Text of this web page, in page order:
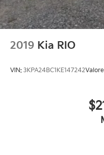
2019 Kia RIO
VIN: 3KPA24BC1KE147242